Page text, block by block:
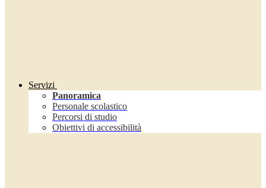
Servizi
Panoramica
Personale scolastico
Percorsi di studio
Obiettivi di accessibilità